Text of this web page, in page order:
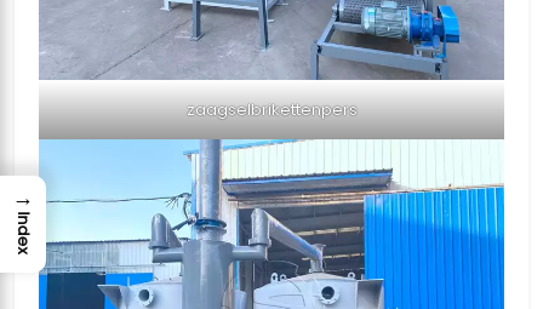
zaagselbrikettenpers
→
Index